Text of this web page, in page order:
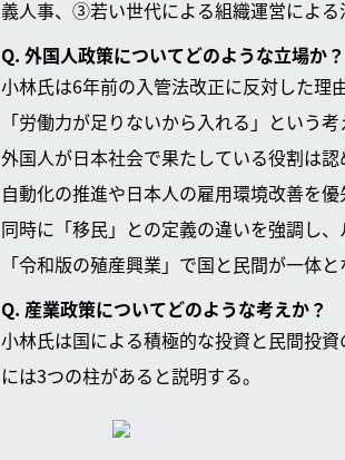
義人事、③若い世代による組織運営によ
Q. 外国人政策についてどのような立場か？
小林氏は6年前の入管法改正に反対した理
「労働力が足りないから入れる」という
外国人が日本社会で果たしている役割は
自動化の推進や日本人の雇用環境改善を優
同時に「移民」との定義の違いを強調し
「令和版の殖産興業」で国と民間が一体
Q. 産業政策についてどのような考えか？
小林氏は国による積極的な投資と民間投
には3つの柱があると説明する。